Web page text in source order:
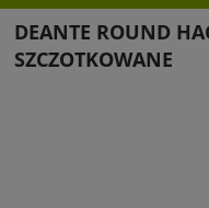
DEANTE ROUND
SZCZOTKOWANE